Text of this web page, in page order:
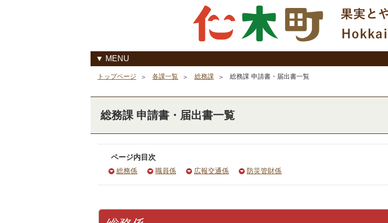
MENU
トップページ 各課一覧 総務課 総務課 申請書・届出書一覧
総務課 申請書・届出書一覧
ページ内目次
総務係 職員係 広報交通係 防災管財係